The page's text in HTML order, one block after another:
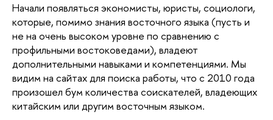
Начали появляться экономисты, юристы, социологи,
которые, помимо знания восточного языка (пусть и
не на очень высоком уровне по сравнению с
профильными востоковедами), владеют
дополнительными навыками и компетенциями. Мы
видим на сайтах для поиска работы, что с 2010 года
произошел бум количества соискателей, владеющих
китайским или другим восточным языком.